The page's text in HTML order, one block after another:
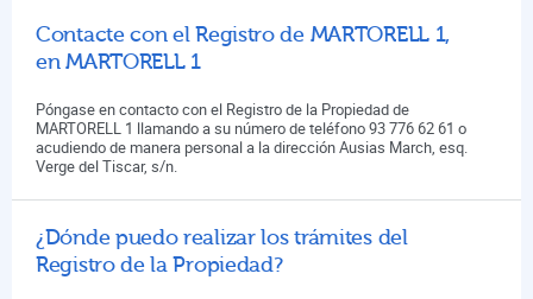
Contacte con el Registro de MARTORELL 1,
en MARTORELL 1
Póngase en contacto con el Registro de la Propiedad de
MARTORELL 1 llamando a su número de teléfono 93 776 62 61 o
acudiendo de manera personal a la dirección Ausias March, esq.
Verge del Tiscar, s/n.
¿Dónde puedo realizar los trámites del
Registro de la Propiedad?